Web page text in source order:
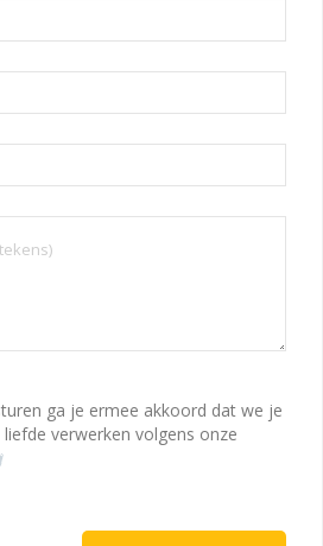
ga je ermee akkoord dat we je
verwerken volgens onze